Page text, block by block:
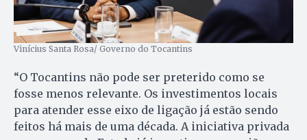
Vinícius Santa Rosa/ Governo do Tocantins
“O Tocantins não pode ser preterido como se
fosse menos relevante. Os investimentos locais
para atender esse eixo de ligação já estão sendo
feitos há mais de uma década. A iniciativa privada